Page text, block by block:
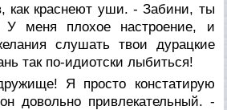
как краснеют уши. - Забини, ты
У меня плохое настроение, и
слушать твои дурацкие
так по-идиотски лыбиться!
Я просто констатирую
довольно привлекательный. -